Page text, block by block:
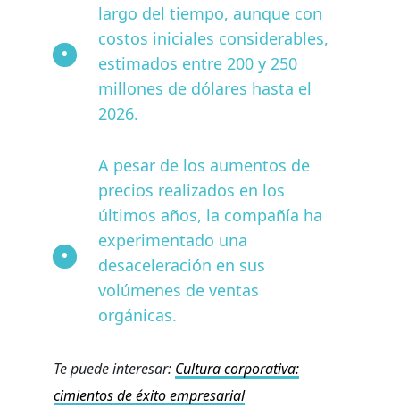
largo del tiempo, aunque con
costos iniciales considerables,
estimados entre 200 y 250
millones de dólares hasta el
2026.
A pesar de los aumentos de
precios realizados en los
últimos años, la compañía ha
experimentado una
desaceleración en sus
volúmenes de ventas
orgánicas.
Te puede interesar: Cultura corporativa:
cimientos de éxito empresarial